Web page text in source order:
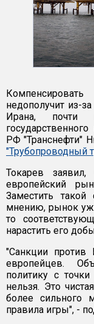
недополучит из-
Ирана, почти
РФ "Транснефти"
"Трубопроводный
Токарев
европейский
Заместить
мнению, рынок
то
нарастить его
"Санкции против
европейцев.
политику с
нельзя. Это
более сильного
правила игры", -